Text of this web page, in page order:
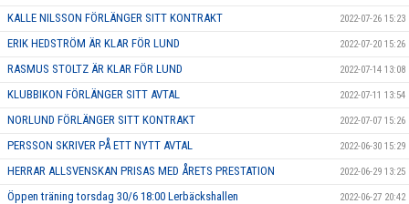
KALLE NILSSON FÖRLÄNGER SITT KONTRAKT 2022-07-26 15:23
ERIK HEDSTRÖM ÄR KLAR FÖR LUND 2022-07-20 15:26
RASMUS STOLTZ ÄR KLAR FÖR LUND 2022-07-14 13:08
KLUBBIKON FÖRLÄNGER SITT AVTAL 2022-07-11 13:54
NORLUND FÖRLÄNGER SITT KONTRAKT 2022-07-07 15:26
PERSSON SKRIVER PÅ ETT NYTT AVTAL 2022-06-30 15:29
HERRAR ALLSVENSKAN PRISAS MED ÅRETS PRESTATION 2022-06-29 13:25
Öppen träning torsdag 30/6 18:00 Lerbäckshallen 2022-06-27 20:42